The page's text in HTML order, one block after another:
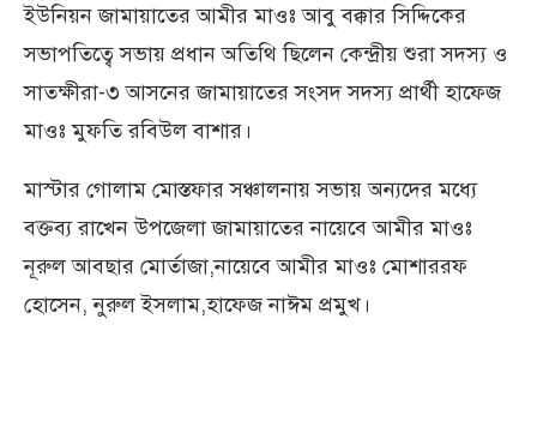
ইউনিয়ন জামায়াতের আমীর মাওঃ আবু বক্কার সিদ্দিকের
সভাপতিত্বে সভায় প্রধান অতিথি ছিলেন কেন্দ্রীয় শুরা সদস্য ও
সাতক্ষীরা-৩ আসনের জামায়াতের সংসদ সদস্য প্রার্থী হাফেজ
মাওঃ মুফতি রবিউল বাশার।
মাস্টার গোলাম মোস্তফার সঞ্চালনায় সভায় অন্যদের মধ্যে
বক্তব্য রাখেন উপজেলা জামায়াতের নায়েবে আমীর মাওঃ
নূরুল আবছার মোর্তাজা,নায়েবে আমীর মাওঃ মোশাররফ
হোসেন, নুরুল ইসলাম,হাফেজ নাঈম প্রমুখ।